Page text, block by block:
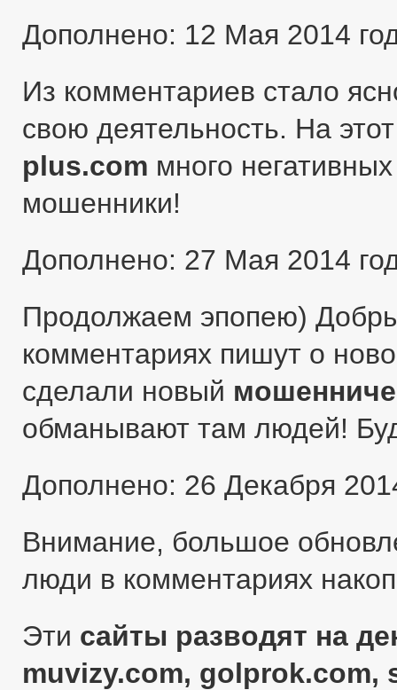
Дополнено: 12 Мая 2014
Из комментариев стало
свою деятельность. На
plus.com много
мошенники!
Дополнено: 27 Мая 2014
Продолжаем эпопею)
комментариях пишут о
сделали новый
обманывают там людей!
Дополнено: 26 Декабря
Внимание, большое
люди в комментариях
Эти сайты разводят на
muvizy.com, golprok.com,